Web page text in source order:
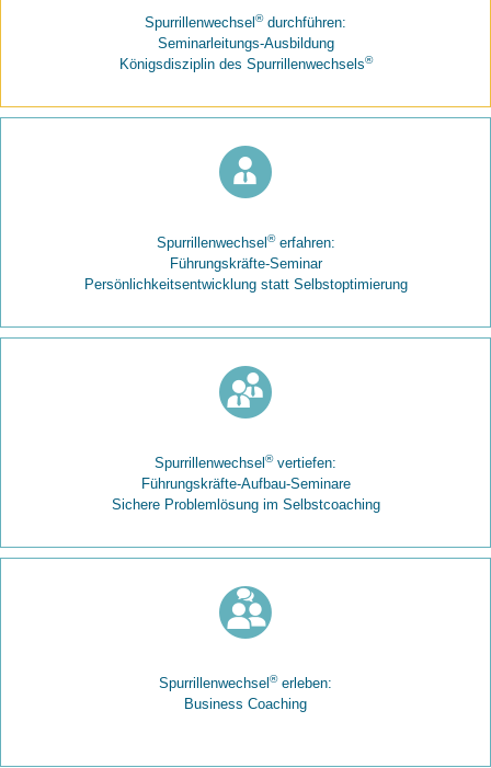
Spurrillenwechsel ®durchführen:
Seminarleitungs-Ausbildung
Königsdisziplin des Spurrillenwechsels®
Spurrillenwechsel ®erfahren:
Führungskräfte-Seminar
Persönlichkeitsentwicklung statt Selbstoptimierung
Spurrillenwechsel ®vertiefen:
Führungskräfte-Aufbau-Seminare
Sichere Problemlösung im Selbstcoaching
Spurrillenwechsel®erleben:
Business Coaching